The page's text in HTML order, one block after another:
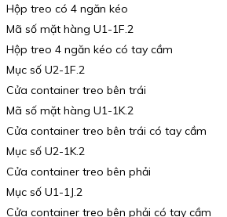
Hộp treo có 4 ngăn kéo
Mã số mặt hàng U1-1F.2
Hộp treo 4 ngăn kéo có tay cầm
Mục số U2-1F.2
Cửa container treo bên trái
Mã số mặt hàng U1-1K.2
Cửa container treo bên trái có tay cầm
Mục số U2-1K.2
Cửa container treo bên phải
Mục số U1-1J.2
Cửa container treo bên phải có tay cầm